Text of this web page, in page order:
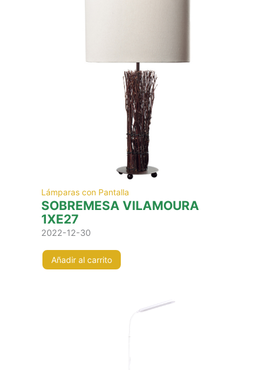
Lámparas con Pantalla
SOBREMESA VILAMOURA
1XE27
2022-12-30
Añadir al carrito